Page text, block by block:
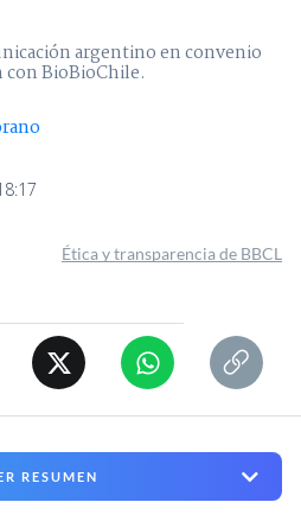
argentino en convenio
con BioBioChile.
Ética y transparencia de BBCL
RESUMEN